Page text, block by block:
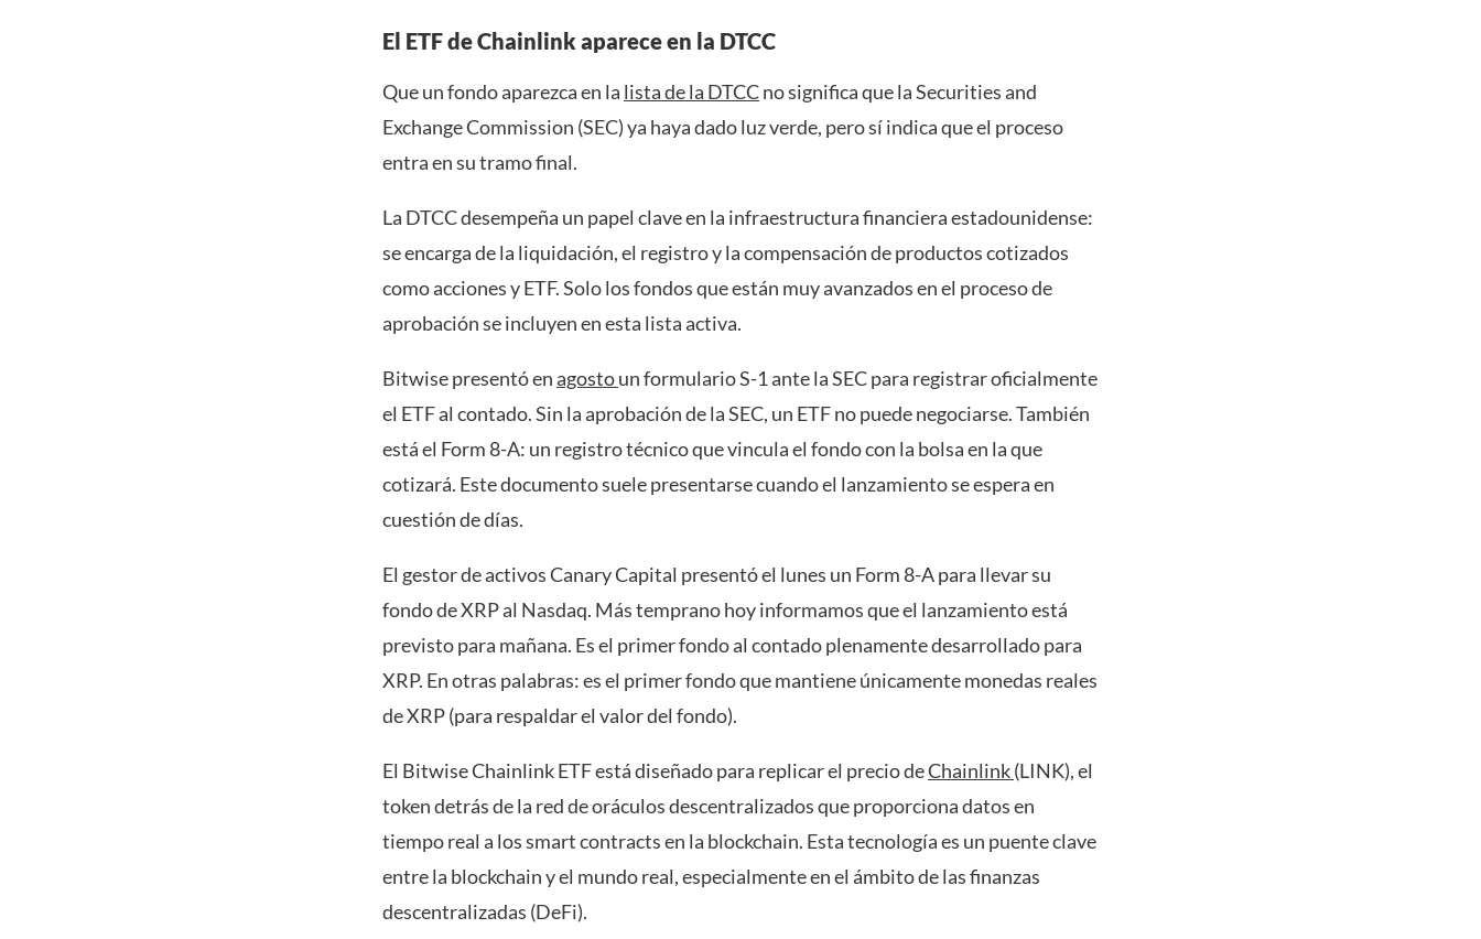
El ETF de Chainlink aparece en la DTCC
Que un fondo aparezca en la lista de la DTCCno significa que la Securities and
Exchange Commission (SEC) ya haya dado luz verde, pero sí indica que el proceso
entra en su tramo final.
La DTCC desempeña un papel clave en la infraestructura financiera estadounidense:
se encarga de la liquidación, el registro y la compensación de productos cotizados
como acciones y ETF. Solo los fondos que están muy avanzados en el proceso de
aprobación se incluyen en esta lista activa.
Bitwise presentó enagostoun formulario S-1 ante la SEC para registrar oficialmente
el ETF al contado. Sin la aprobación de la SEC, un ETF no puede negociarse. También
está el Form 8-A: un registro técnico que vincula el fondo con la bolsa en la que
cotizará. Este documento suele presentarse cuando el lanzamiento se espera en
cuestión de días.
El gestor de activos Canary Capital presentó el lunes un Form 8-A para llevar su
fondo de XRP al Nasdaq. Más temprano hoy informamos que el lanzamiento está
previsto para mañana. Es el primer fondo al contado plenamente desarrollado para
XRP. En otras palabras: es el primer fondo que mantiene únicamente monedas reales
de XRP (para respaldar el valor del fondo).
El Bitwise Chainlink ETF está diseñado para replicar el precio deChainlink(LINK), el
token detrás de la red de oráculos descentralizados que proporciona datos en
tiempo real a los smart contracts en la blockchain. Esta tecnología es un puente clave
entre la blockchain y el mundo real, especialmente en el ámbito de las finanzas
descentralizadas (DeFi).